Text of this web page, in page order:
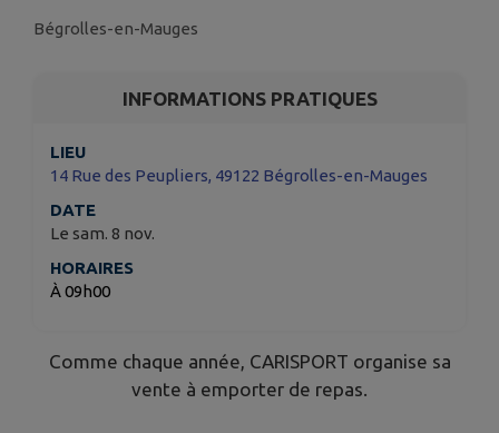
Bégrolles-en-Mauges
INFORMATIONS PRATIQUES
LIEU
14 Rue des Peupliers, 49122 Bégrolles-en-Mauges
DATE
Le sam. 8 nov.
HORAIRES
À 09h00
Comme chaque année, CARISPORT organise sa
vente à emporter de repas.